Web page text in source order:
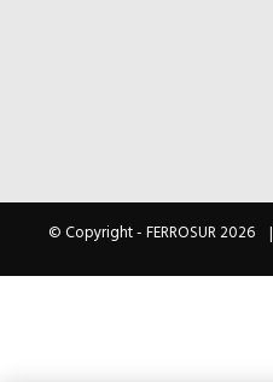
© Copyright -FERROSUR2026